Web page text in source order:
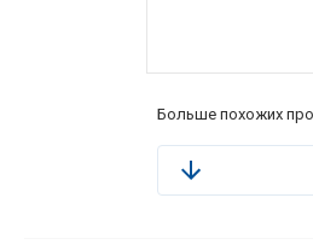
Больше похожих